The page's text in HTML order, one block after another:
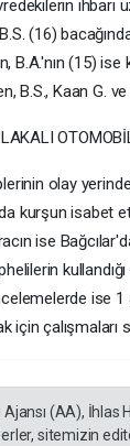
B.S. (16)
B.A.'nın (15)
B.S., Kaan G.
olay
kurşun isabet
ise
ise
için çalışmaları
(AA), İhlas
sitemizin